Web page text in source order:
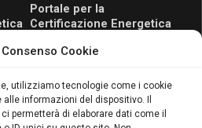
Cookie
utilizziamo tecnologie come i cookie
informazioni del dispositivo. Il
permetterà di elaborare dati come il
Portale per la
Certificazione Energetica
scopri il Corso Blumatica